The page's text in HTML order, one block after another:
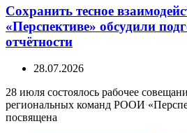
Сохранить тесное
«Перспективе» обсудили
отчётности
28.07.2026
28 июля состоялось рабочее
региональных команд РООИ
посвящена